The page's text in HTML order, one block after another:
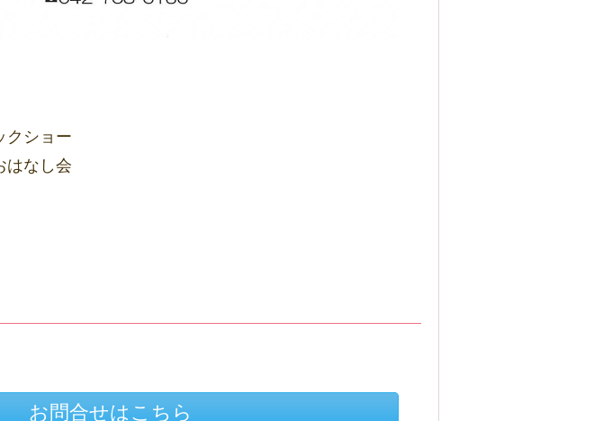
ショー
なし会
お問合せはこちら